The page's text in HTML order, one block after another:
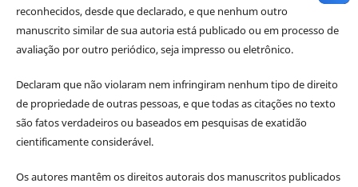
reconhecidos, desde que declarado, e que nenhum outro
manuscrito similar de sua autoria está publicado ou em processo de
avaliação por outro periódico, seja impresso ou eletrônico.
Declaram que não violaram nem infringiram nenhum tipo de direito
de propriedade de outras pessoas, e que todas as citações no texto
são fatos verdadeiros ou baseados em pesquisas de exatidão
cientificamente considerável.
Os autores mantêm os direitos autorais dos manuscritos publicados